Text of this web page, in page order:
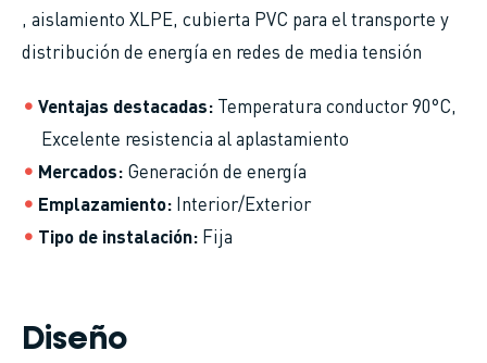
, aislamiento XLPE, cubierta PVC para el transporte y
distribución de energía en redes de media tensión
Ventajas destacadas Temperatura conductor 90°C,
Excelente resistencia al aplastamiento
Mercados Generación de energía
Emplazamiento Interior/Exterior
Tipo de instalación Fija
Diseño